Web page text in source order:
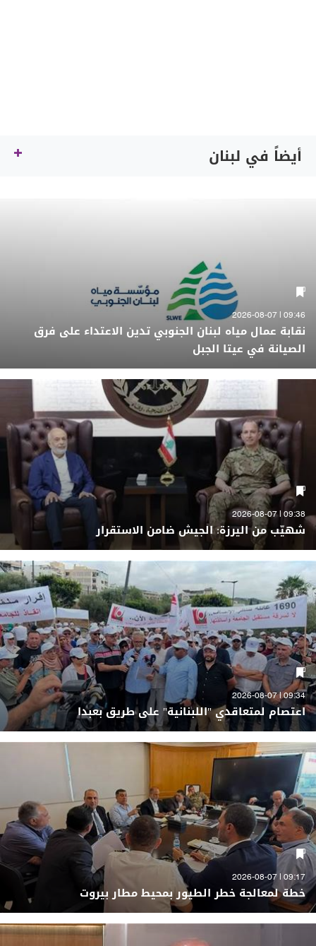
أيضاً في لبنان
09:46 | 2026-08-07
نقابة عمال مياه لبنان الجنوبي تدين الاعتداء على فرق
الصيانة في عيتا الجبل
09:38 | 2026-08-07
شهيّب من اليرزة: الجيش ضامن الاستقرار
09:34 | 2026-08-07
اعتصام لمتعاقدي "اللبنانية" على طريق بعبدا
09:17 | 2026-08-07
خطة لمعالجة خطر الطيور بمحيط مطار بيروت